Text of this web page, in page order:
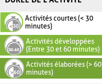
Activités courtes (< 30
minutes)
Activités développées
(Entre 30 et 60 minutes)
Activités élaborées (> 60
minutes)